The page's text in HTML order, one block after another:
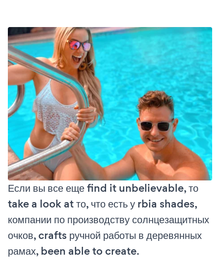
Если вы все еще find it unbelievable, то
take a look at то, что есть у rbia shades,
компании по производству солнцезащитных
очков, crafts ручной работы в деревянных
рамах, been able to create.